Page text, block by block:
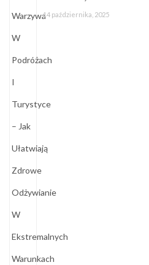
14 października, 2025